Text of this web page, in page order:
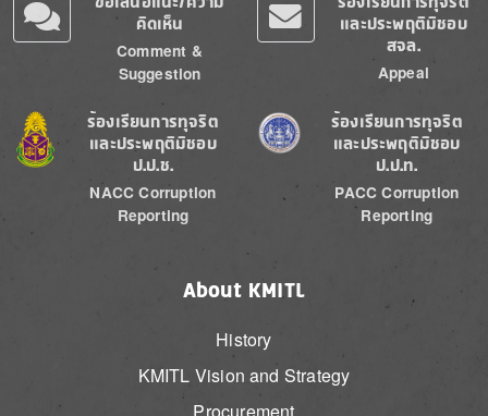
คิดเห็น
Comment &
Suggestion
และประพฤติมิชอบ
สจล.
Appeal
Image
ร้องเรียนการทุจริต
และประพฤติมิชอบ
ป.ป.ช.
NACC Corruption
Reporting
Image
ร้องเรียนการทุจริต
และประพฤติมิชอบ
ป.ป.ท.
PACC Corruption
Reporting
About KMITL
History
KMITL Vision and Strategy